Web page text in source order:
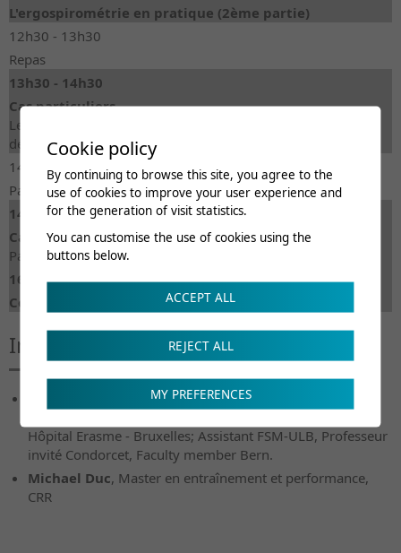
L'ergospirométrie en pratique (2ème partie)
12h30 - 13h30
Repas
13h30 - 14h30
Cas particuliers
Le patient cardiaque classique, l'insuffisance cardiaque, le
déconditionné, le malade pulmonaire, l'obèse, ...
14h30 - 14h45
Pause-café
14h45 - 16h45
Cas particuliers :
Par petits groupes : les sujets pathologiques et sportifs
16h45 - 17h00
Conclusion et fin
Intervenants
, PhD, Kinésithérapie coordinateur -
Hôpital Erasme - Bruxelles; Assistant FSM-ULB, Professeur
invité Condorcet, Faculty member Bern.
Michael Duc, Master en entraînement et performance,
CRR
Cookie policy
By continuing to browse this site, you agree to the
use of cookies to improve your user experience and
for the generation of visit statistics.
You can customise the use of cookies using the
buttons below.
ACCEPT ALL
REJECT ALL
MY PREFERENCES